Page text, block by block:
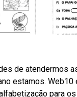
de atendermos
estamos. Web10
para